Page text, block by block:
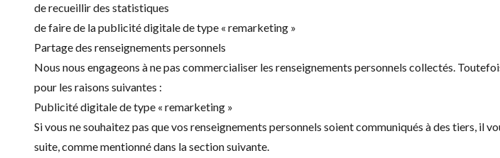
de recueillir des statistiques
de faire de la publicité digitale de type « remarketing »
Partage des renseignements personnels
Nous nous engageons à ne pas commercialiser les renseignements personnels collectés.
pour les raisons suivantes :
Publicité digitale de type « remarketing »
Si vous ne souhaitez pas que vos renseignements personnels soient communiqués à des tiers,
suite, comme mentionné dans la section suivante.